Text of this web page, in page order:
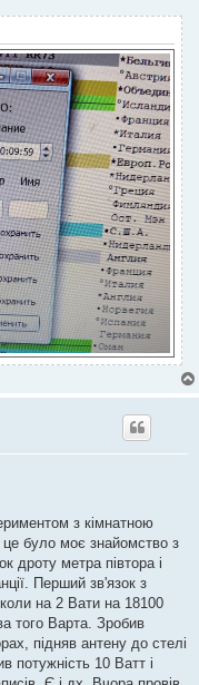
з кімнатною
було моє знайомство з
дроту метра півтора і
Перший зв'язок з
на 2 Вати на 18100
того Варта. Зробив
підняв антену до стелі
потужність 10 Ватт і